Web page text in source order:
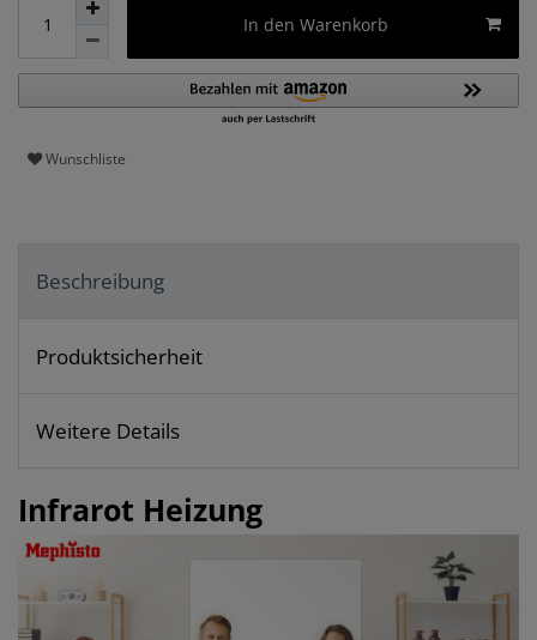
In den Warenkorb
Wunschliste
Beschreibung
Produktsicherheit
Weitere Details
Infrarot Heizung